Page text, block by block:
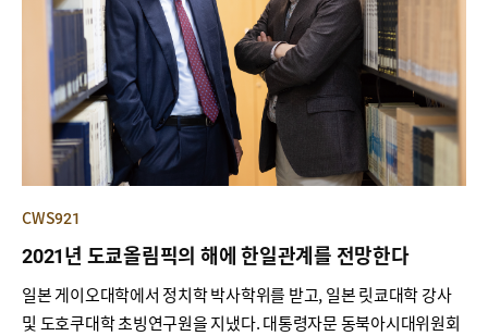
뜻한 시선만 있었던 것은 아니다. 일본 정부의 방침에 따라 이들의 활
동을 눈엣가시로 여기는 때가 있었다. 마쓰시로 마이즈루산舞鶴山
지하호 앞에는 나가노시 당국에서 세운 마쓰시로 대본영 지하호를 설
명하는 알림판이 있는데, 그 내용 중에 다음과 같은 대목이 나온다.
CWS921
2021년 도쿄올림픽의 해에 한일관계를 전망한다
일본 게이오대학에서 정치학 박사학위를 받고, 일본 릿쿄대학 강사
및 도호쿠대학 초빙연구원을 지냈다. 대통령자문 동북아시대위원회